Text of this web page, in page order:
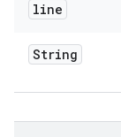
line
String